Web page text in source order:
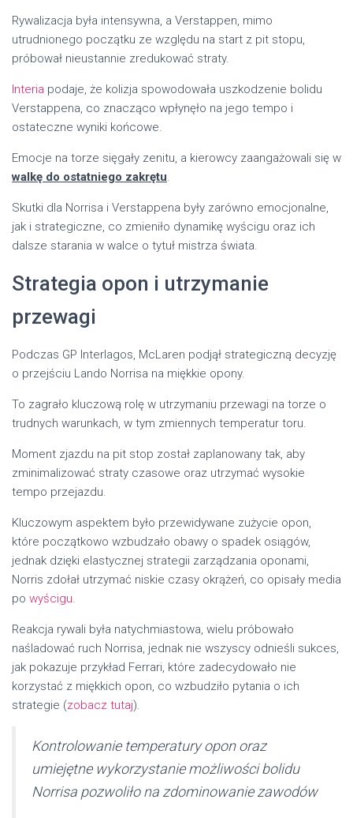
Rywalizacja była intensywna, a Verstappen, mimo
utrudnionego początku ze względu na start z pit stopu,
próbował nieustannie zredukować straty.
Interia podaje, że kolizja spowodowała uszkodzenie bolidu
Verstappena, co znacząco wpłynęło na jego tempo i
ostateczne wyniki końcowe.
Emocje na torze sięgały zenitu, a kierowcy zaangażowali się w
walkę do ostatniego zakrętu.
Skutki dla Norrisa i Verstappena były zarówno emocjonalne,
jak i strategiczne, co zmieniło dynamikę wyścigu oraz ich
dalsze starania w walce o tytuł mistrza świata.
Strategia opon i utrzymanie
przewagi
Podczas GP Interlagos, McLaren podjął strategiczną decyzję
o przejściu Lando Norrisa na miękkie opony.
To zagrało kluczową rolę w utrzymaniu przewagi na torze o
trudnych warunkach, w tym zmiennych temperatur toru.
Moment zjazdu na pit stop został zaplanowany tak, aby
zminimalizować straty czasowe oraz utrzymać wysokie
tempo przejazdu.
Kluczowym aspektem było przewidywane zużycie opon,
które początkowo wzbudzało obawy o spadek osiągów,
jednak dzięki elastycznej strategii zarządzania oponami,
Norris zdołał utrzymać niskie czasy okrążeń, co opisały media
po wyścigu.
Reakcja rywali była natychmiastowa, wielu próbowało
naśladować ruch Norrisa, jednak nie wszyscy odnieśli sukces,
jak pokazuje przykład Ferrari, które zadecydowało nie
korzystać z miękkich opon, co wzbudziło pytania o ich
strategie (zobacz tutaj).
Kontrolowanie temperatury opon oraz
umiejętne wykorzystanie możliwości bolidu
Norrisa pozwoliło na zdominowanie zawodów